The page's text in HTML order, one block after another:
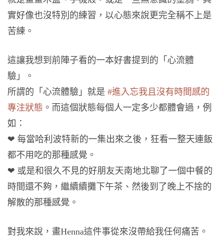
實好像也沒特別的練習，以心態來說更完全稱不上是
苦練。
這讓我想到前陣子看的一本好書提到的「心流體
驗」。
所謂的「心流體驗」就是 #進入忘我且沒有時間感的
專注狀態 。而這個狀態每個人一定多少都體會過，例
如：
❤ 每當哈利波特新的一集出來之後，狂看一整天連飯
都不用吃的那種感覺。
❤ 或是和很久不見的好朋友天南地北聊了一個中餐的
時間還不夠，繼續續攤下午茶、然後到了晚上不捨的
解散的那種感覺。
對我來說，畫Henna這件事從來沒帶給我任何痛苦。